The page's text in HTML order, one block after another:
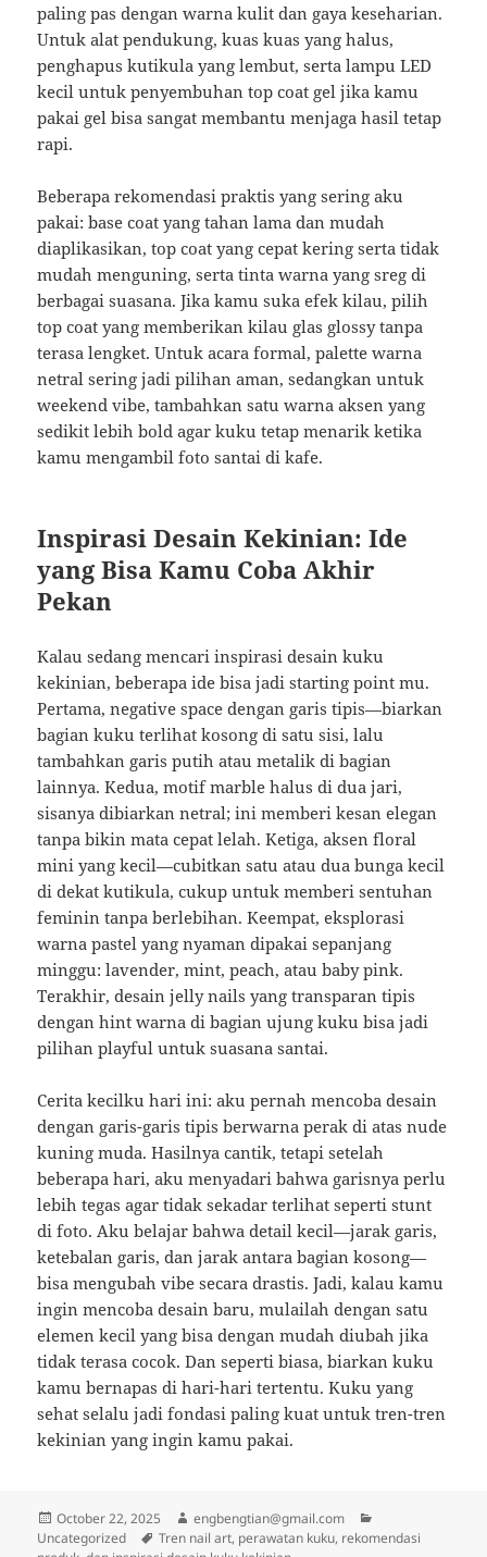
paling pas dengan warna kulit dan gaya keseharian.
Untuk alat pendukung, kuas kuas yang halus,
penghapus kutikula yang lembut, serta lampu LED
kecil untuk penyembuhan top coat gel jika kamu
pakai gel bisa sangat membantu menjaga hasil tetap
rapi.
Beberapa rekomendasi praktis yang sering aku
pakai: base coat yang tahan lama dan mudah
diaplikasikan, top coat yang cepat kering serta tidak
mudah menguning, serta tinta warna yang sreg di
berbagai suasana. Jika kamu suka efek kilau, pilih
top coat yang memberikan kilau glas glossy tanpa
terasa lengket. Untuk acara formal, palette warna
netral sering jadi pilihan aman, sedangkan untuk
weekend vibe, tambahkan satu warna aksen yang
sedikit lebih bold agar kuku tetap menarik ketika
kamu mengambil foto santai di kafe.
Inspirasi Desain Kekinian: Ide
yang Bisa Kamu Coba Akhir
Pekan
Kalau sedang mencari inspirasi desain kuku
kekinian, beberapa ide bisa jadi starting point mu.
Pertama, negative space dengan garis tipis—biarkan
bagian kuku terlihat kosong di satu sisi, lalu
tambahkan garis putih atau metalik di bagian
lainnya. Kedua, motif marble halus di dua jari,
sisanya dibiarkan netral; ini memberi kesan elegan
tanpa bikin mata cepat lelah. Ketiga, aksen floral
mini yang kecil—cubitkan satu atau dua bunga kecil
di dekat kutikula, cukup untuk memberi sentuhan
feminin tanpa berlebihan. Keempat, eksplorasi
warna pastel yang nyaman dipakai sepanjang
minggu: lavender, mint, peach, atau baby pink.
Terakhir, desain jelly nails yang transparan tipis
dengan hint warna di bagian ujung kuku bisa jadi
pilihan playful untuk suasana santai.
Cerita kecilku hari ini: aku pernah mencoba desain
dengan garis-garis tipis berwarna perak di atas nude
kuning muda. Hasilnya cantik, tetapi setelah
beberapa hari, aku menyadari bahwa garisnya perlu
lebih tegas agar tidak sekadar terlihat seperti stunt
di foto. Aku belajar bahwa detail kecil—jarak garis,
ketebalan garis, dan jarak antara bagian kosong—
bisa mengubah vibe secara drastis. Jadi, kalau kamu
ingin mencoba desain baru, mulailah dengan satu
elemen kecil yang bisa dengan mudah diubah jika
tidak terasa cocok. Dan seperti biasa, biarkan kuku
kamu bernapas di hari-hari tertentu. Kuku yang
sehat selalu jadi fondasi paling kuat untuk tren-tren
kekinian yang ingin kamu pakai.
Posted
on
October 22, 2025 Author
engbengtian@gmail.com
Uncategorized
Tags
Tren nail art, perawatan kuku, rekomendasi